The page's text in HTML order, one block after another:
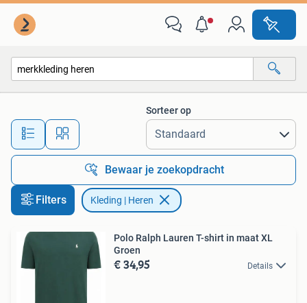
Alle afstanden…
Sorteer op
Bewaar je zoekopdracht
Filters Kleding | Heren
Polo Ralph Lauren T-shirt in maat XL
Groen
€ 34,95 Details